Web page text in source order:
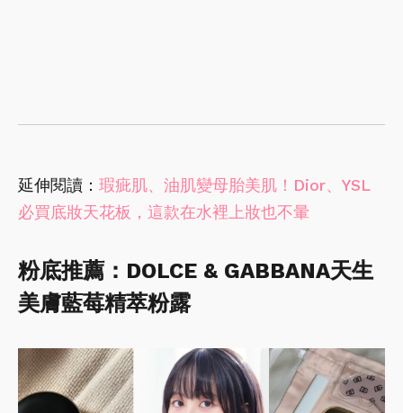
延伸閱讀： 瑕疵肌、油肌變母胎美肌！Dior、YSL
必買底妝天花板，這款在水裡上妝也不暈
粉底推薦：DOLCE & GABBANA天生
美膚藍莓精萃粉露